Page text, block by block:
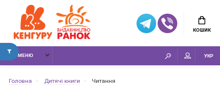
КОШИК
МЕНЮ УКР
Головна Дитячі книги Читання